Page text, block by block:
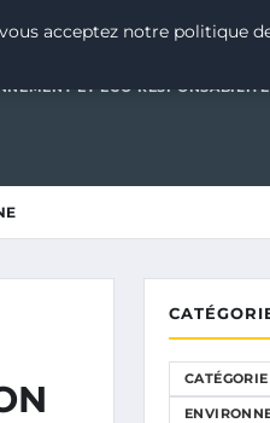
ENVIRONNEMENT ET ÉCO-
ET ÉCO-RESPONSABILITÉ
CATÉGORIE
acceptez notre politique